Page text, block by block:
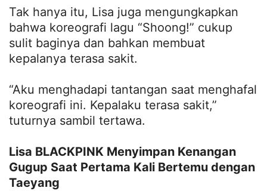
Tak hanya itu, Lisa juga mengungkapkan
bahwa koreografi lagu “Shoong!” cukup
sulit baginya dan bahkan membuat
kepalanya terasa sakit.
“Aku menghadapi tantangan saat menghafal
koreografi ini. Kepalaku terasa sakit,”
tuturnya sambil tertawa.
Lisa BLACKPINK Menyimpan Kenangan
Gugup Saat Pertama Kali Bertemu dengan
Taeyang